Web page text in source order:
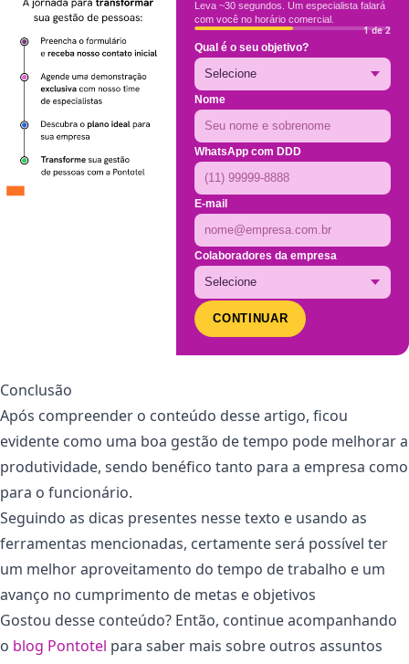
Leva ~30 segundos. Um especialista falará
com você no horário comercial.
1 de 2
Qual é o seu objetivo?
Nome
WhatsApp com DDD
E-mail
Colaboradores da empresa
CONTINUAR
Conclusão
Após compreender o conteúdo desse artigo, ficou
evidente como uma boa gestão de tempo pode melhorar a
produtividade, sendo benéfico tanto para a empresa como
para o funcionário.
Seguindo as dicas presentes nesse texto e usando as
ferramentas mencionadas, certamente será possível ter
um melhor aproveitamento do tempo de trabalho e um
avanço no cumprimento de metas e objetivos
Gostou desse conteúdo? Então, continue acompanhando
o blog Pontotel para saber mais sobre outros assuntos